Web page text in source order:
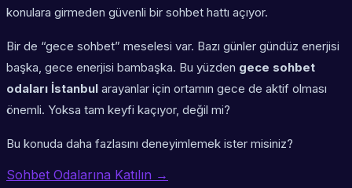
konulara girmeden güvenli bir sohbet hattı açıyor.
Bir de “gece sohbet” meselesi var. Bazı günler gündüz enerjisi
başka, gece enerjisi bambaşka. Bu yüzden gece sohbet
odaları İstanbul arayanlar için ortamın gece de aktif olması
önemli. Yoksa tam keyfi kaçıyor, değil mi?
Bu konuda daha fazlasını deneyimlemek ister misiniz?
Sohbet Odalarına Katılın →